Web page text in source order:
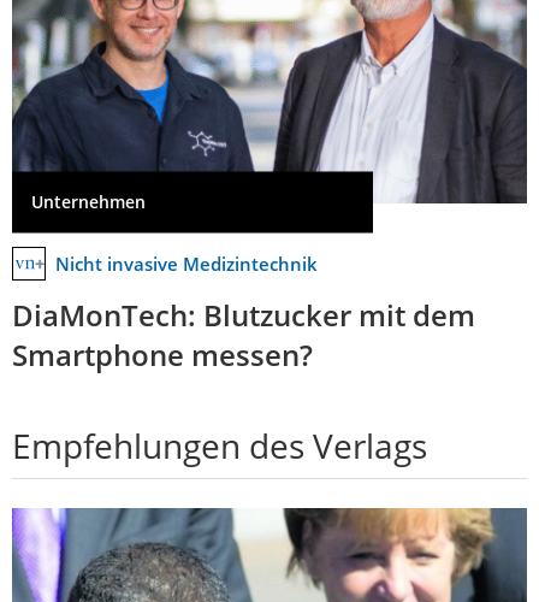
Unternehmen
Nicht invasive Medizintechnik
DiaMonTech: Blutzucker mit dem
Smartphone messen?
Empfehlungen des Verlags